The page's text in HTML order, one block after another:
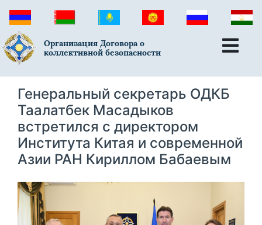
Организация Договора о
коллективной безопасности
Генеральный секретарь ОДКБ
Таалатбек Масадыков
встретился с директором
Института Китая и современной
Азии РАН Кириллом Бабаевым